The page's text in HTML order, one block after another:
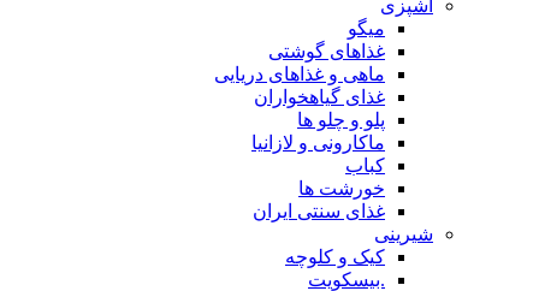
آشپزی
میگو
غذاهای گوشتی
ماهی و غذاهای دریایی
غذای گیاهخواران
پلو و چلو ها
ماکارونی و لازانیا
کباب
خورشت ها
غذای سنتی ایران
شیرینی
کیک و کلوچه
.بیسکویت